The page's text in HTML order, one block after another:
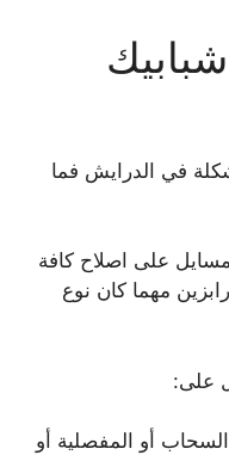
في الدرايش فما
على اصلاح كافة
مهما كان نوع
على:
أو المفصلية أو